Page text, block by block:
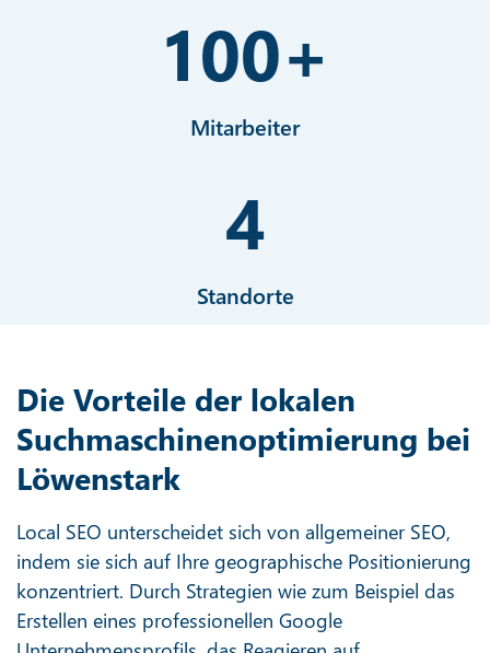
100+
Mitarbeiter
4
Standorte
Die Vorteile der lokalen
Suchmaschinenoptimierung bei
Löwenstark
Local SEO unterscheidet sich von allgemeiner SEO,
indem sie sich auf Ihre geographische Positionierung
konzentriert. Durch Strategien wie zum Beispiel das
Erstellen eines professionellen Google